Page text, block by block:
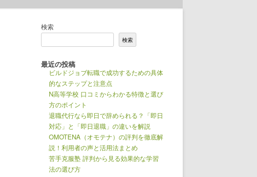
検索
検索
最近の投稿
ビルドジョブ転職で成功するための具体
的なステップと注意点
N高等学校 口コミからわかる特徴と選び
方のポイント
退職代行なら即日で辞められる？「即日
対応」と「即日退職」の違いを解説
OMOTENA（オモテナ）の評判を徹底解
説！利用者の声と活用法まとめ
苦手克服塾 評判から見る効果的な学習
法の選び方